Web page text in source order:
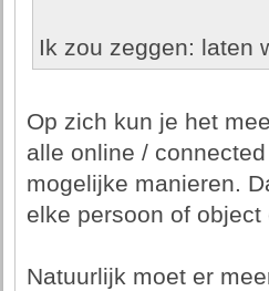
Ik zou zeggen: laten
Op zich kun je het
alle online /
mogelijke manieren.
elke persoon of
Natuurlijk moet er